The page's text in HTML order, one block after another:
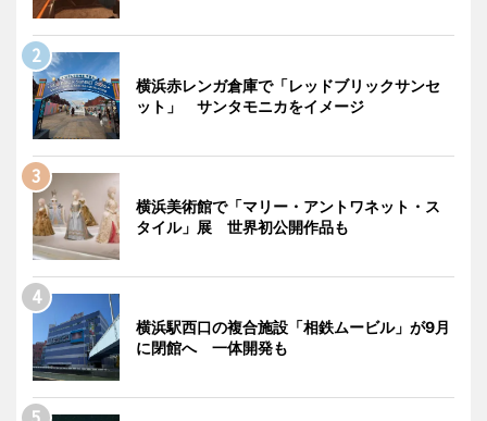
横浜赤レンガ倉庫で「レッドブリックサンセ
ット」 サンタモニカをイメージ
横浜美術館で「マリー・アントワネット・ス
タイル」展 世界初公開作品も
横浜駅西口の複合施設「相鉄ムービル」が9月
に閉館へ 一体開発も